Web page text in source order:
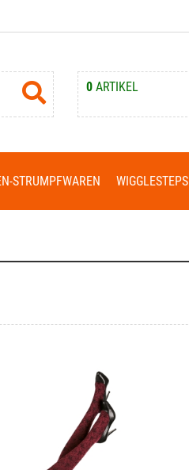
0 ARTIKEL
Ihr Warenkorb ist leer.
STRUMPFWAREN WIGGLESTEPS